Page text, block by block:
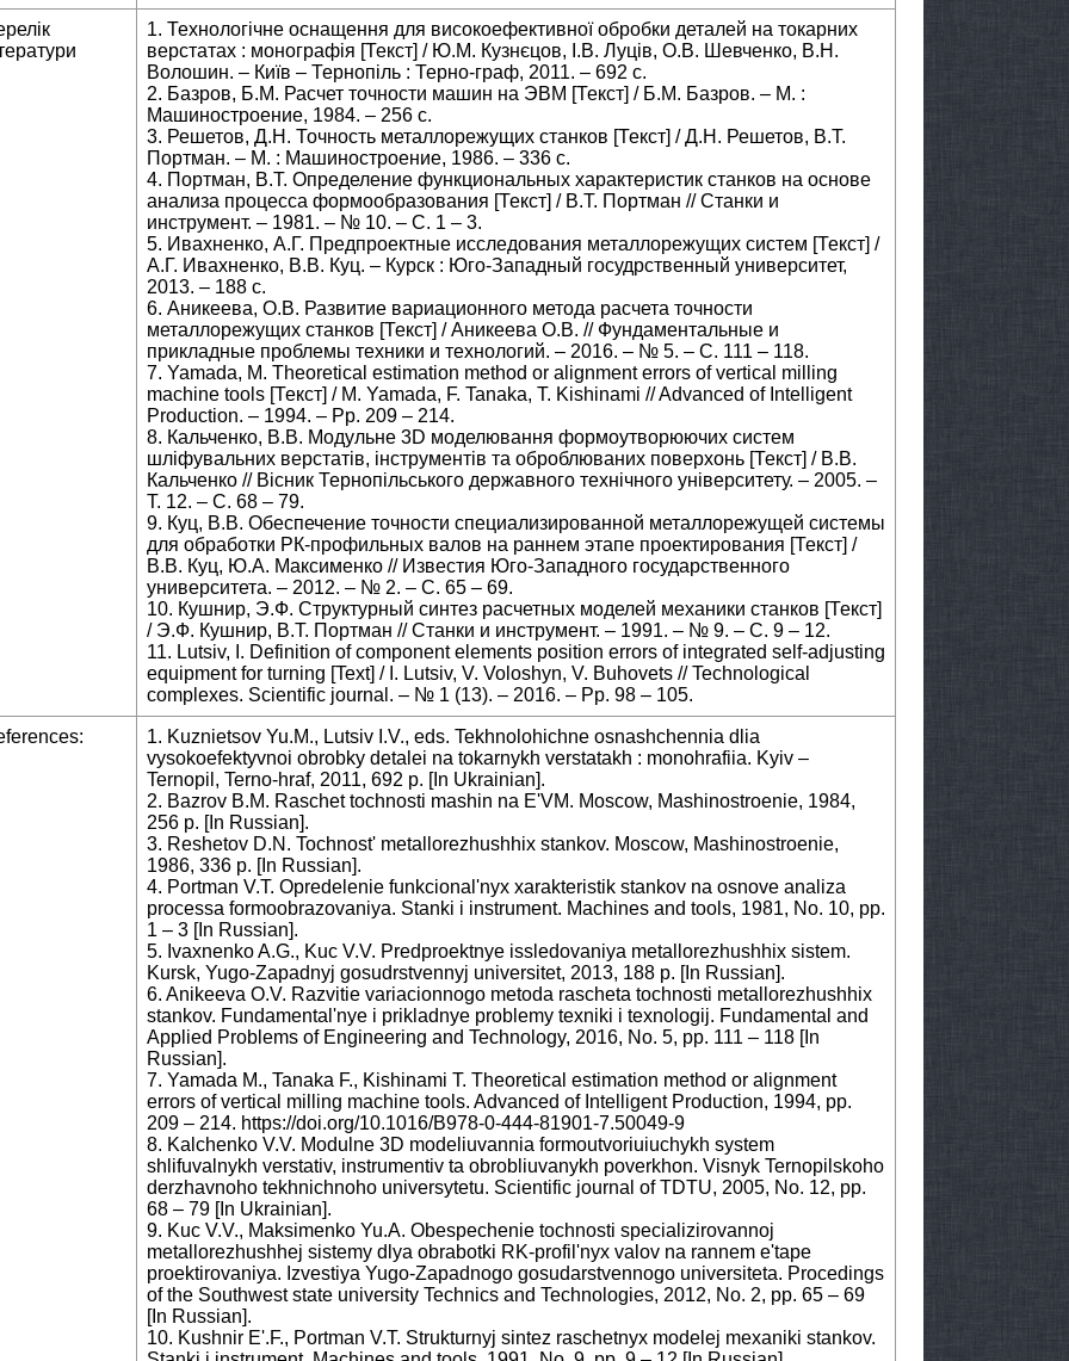
1. Технологічне оснащення для високоефективної обробки деталей на токарних
верстатах : монографія [Текст] / Ю.М. Кузнєцов, І.В. Луців, О.В. Шевченко, В.Н.
Волошин. – Київ – Тернопіль : Терно-граф, 2011. – 692 с.
2. Базров, Б.М. Расчет точности машин на ЭВМ [Текст] / Б.М. Базров. – М. :
Машиностроение, 1984. – 256 с.
3. Решетов, Д.Н. Точность металлорежущих станков [Текст] / Д.Н. Решетов, В.Т.
Портман. – М. : Машиностроение, 1986. – 336 с.
4. Портман, В.Т. Определение функциональных характеристик станков на основе
анализа процесса формообразования [Текст] / В.Т. Портман // Станки и
инструмент. – 1981. – № 10. – С. 1 – 3.
5. Ивахненко, А.Г. Предпроектные исследования металлорежущих систем [Текст] /
А.Г. Ивахненко, В.В. Куц. – Курск : Юго-Западный госудрственный университет,
2013. – 188 с.
6. Аникеева, О.В. Развитие вариационного метода расчета точности
металлорежущих станков [Текст] / Аникеева О.В. // Фундаментальные и
прикладные проблемы техники и технологий. – 2016. – № 5. – С. 111 – 118.
7. Yamada, M. Theoretical estimation method or alignment errors of vertical milling
machine tools [Текст] / M. Yamada, F. Tanaka, T. Kishinami // Advanced of Intelligent
Production. – 1994. – Pp. 209 – 214.
8. Кальченко, В.В. Модульне 3D моделювання формоутворюючих систем
шліфувальних верстатів, інструментів та оброблюваних поверхонь [Текст] / В.В.
Кальченко // Вісник Тернопільського державного технічного університету. – 2005. –
Т. 12. – С. 68 – 79.
9. Куц, В.В. Обеспечение точности специализированной металлорежущей системы
для обработки РК-профильных валов на раннем этапе проектирования [Текст] /
В.В. Куц, Ю.А. Максименко // Известия Юго-Западного государственного
университета. – 2012. – № 2. – С. 65 – 69.
10. Кушнир, Э.Ф. Структурный синтез расчетных моделей механики станков [Текст]
/ Э.Ф. Кушнир, В.Т. Портман // Станки и инструмент. – 1991. – № 9. – С. 9 – 12.
11. Lutsiv, I. Definition of component elements position errors of integrated self-adjusting
equipment for turning [Text] / I. Lutsiv, V. Voloshyn, V. Buhovets // Technological
complexes. Scientific journal. – № 1 (13). – 2016. – Pp. 98 – 105.
1. Kuznietsov Yu.M., Lutsiv I.V., eds. Tekhnolohichne osnashchennia dlia
vysokoefektyvnoi obrobky detalei na tokarnykh verstatakh : monohrafiia. Kyiv –
Ternopil, Terno-hraf, 2011, 692 p. [In Ukrainian].
2. Bazrov B.M. Raschet tochnosti mashin na E'VM. Moscow, Mashinostroenie, 1984,
256 p. [In Russian].
3. Reshetov D.N. Tochnost' metallorezhushhix stankov. Moscow, Mashinostroenie,
1986, 336 p. [In Russian].
4. Portman V.T. Opredelenie funkcional'nyx xarakteristik stankov na osnove analiza
processa formoobrazovaniya. Stanki i instrument. Machines and tools, 1981, No. 10, pp.
1 – 3 [In Russian].
5. Ivaxnenko A.G., Kuc V.V. Predproektnye issledovaniya metallorezhushhix sistem.
Kursk, Yugo-Zapadnyj gosudrstvennyj universitet, 2013, 188 p. [In Russian].
6. Anikeeva O.V. Razvitie variacionnogo metoda rascheta tochnosti metallorezhushhix
stankov. Fundamental'nye i prikladnye problemy texniki i texnologij. Fundamental and
Applied Problems of Engineering and Technology, 2016, No. 5, pp. 111 – 118 [In
Russian].
7. Yamada M., Tanaka F., Kishinami T. Theoretical estimation method or alignment
errors of vertical milling machine tools. Advanced of Intelligent Production, 1994, pp.
209 – 214. https://doi.org/10.1016/B978-0-444-81901-7.50049-9
8. Kalchenko V.V. Modulne 3D modeliuvannia formoutvoriuiuchykh system
shlifuvalnykh verstativ, instrumentiv ta obrobliuvanykh poverkhon. Visnyk Ternopilskoho
derzhavnoho tekhnichnoho universytetu. Scientific journal of TDTU, 2005, No. 12, pp.
68 – 79 [In Ukrainian].
9. Kuc V.V., Maksimenko Yu.A. Obespechenie tochnosti specializirovannoj
metallorezhushhej sistemy dlya obrabotki RK-profil'nyx valov na rannem e'tape
proektirovaniya. Izvestiya Yugo-Zapadnogo gosudarstvennogo universiteta. Procedings
of the Southwest state university Technics and Technologies, 2012, No. 2, pp. 65 – 69
[In Russian].
10. Kushnir E'.F., Portman V.T. Strukturnyj sintez raschetnyx modelej mexaniki stankov.